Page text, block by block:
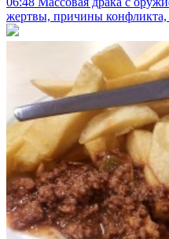
жертвы, причины конфликта,